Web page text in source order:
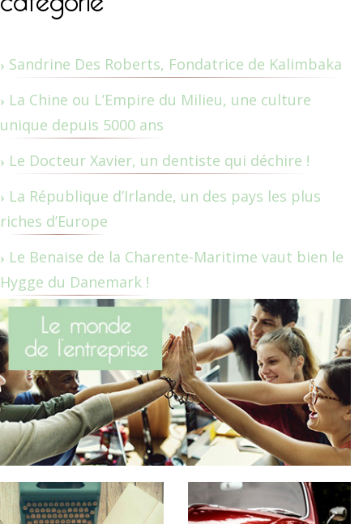
Sandrine Des Roberts, Fondatrice de Kalimbaka
La Chine ou L’Empire du Milieu, une culture
unique depuis 5000 ans
Le Docteur Xavier, un dentiste qui déchire !
La République d’Irlande, un des pays les plus
riches d’Europe
Le Benaise de la Charente-Maritime vaut bien le
Hygge du Danemark !